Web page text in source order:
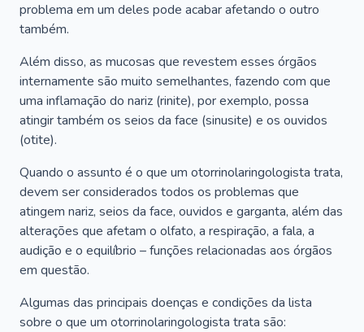
problema em um deles pode acabar afetando o outro
também.
Além disso, as mucosas que revestem esses órgãos
internamente são muito semelhantes, fazendo com que
uma inflamação do nariz (rinite), por exemplo, possa
atingir também os seios da face (sinusite) e os ouvidos
(otite).
Quando o assunto é o que um otorrinolaringologista trata,
devem ser considerados todos os problemas que
atingem nariz, seios da face, ouvidos e garganta, além das
alterações que afetam o olfato, a respiração, a fala, a
audição e o equilíbrio – funções relacionadas aos órgãos
em questão.
Algumas das principais doenças e condições da lista
sobre o que um otorrinolaringologista trata são: